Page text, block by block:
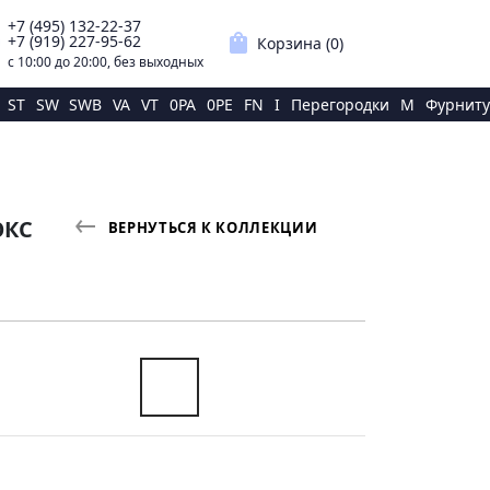
+7 (495) 132-22-37
+7 (919) 227-95-62
с 10:00 до 20:00, без выходных
shopping_bag Корзина (0)
ST SW SWB VA VT 0PA 0PE FN I Перегородки M
ВЕРНУТЬСЯ К КОЛЛЕКЦИИ